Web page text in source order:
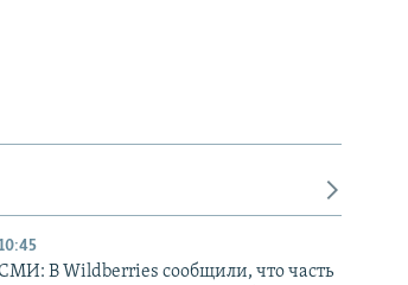
В Wildberries сообщили, что часть